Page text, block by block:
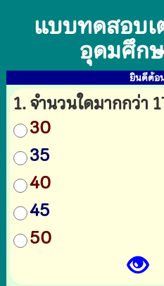
แบบทดสอบเ
อุดมศึก
ยินดีต้อ
1. จำนวนใดมากกว่า
30
35
40
45
50